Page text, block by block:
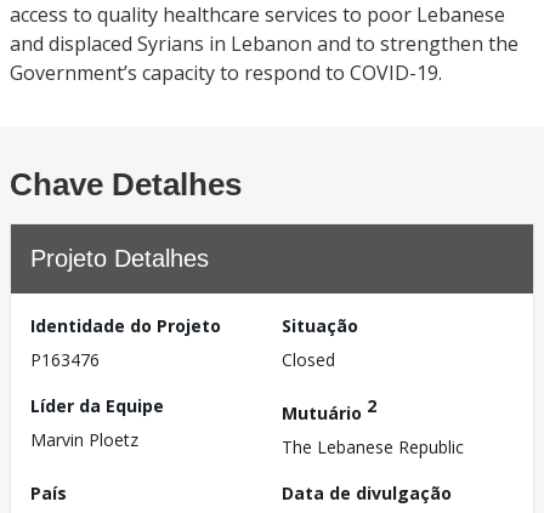
access to quality healthcare services to poor Lebanese
and displaced Syrians in Lebanon and to strengthen the
Government’s capacity to respond to COVID-19.
Chave Detalhes
Projeto Detalhes
Identidade do Projeto
P163476
Situação
Closed
Líder da Equipe
Marvin Ploetz
Mutuário 2
The Lebanese Republic
País
Data de divulgação